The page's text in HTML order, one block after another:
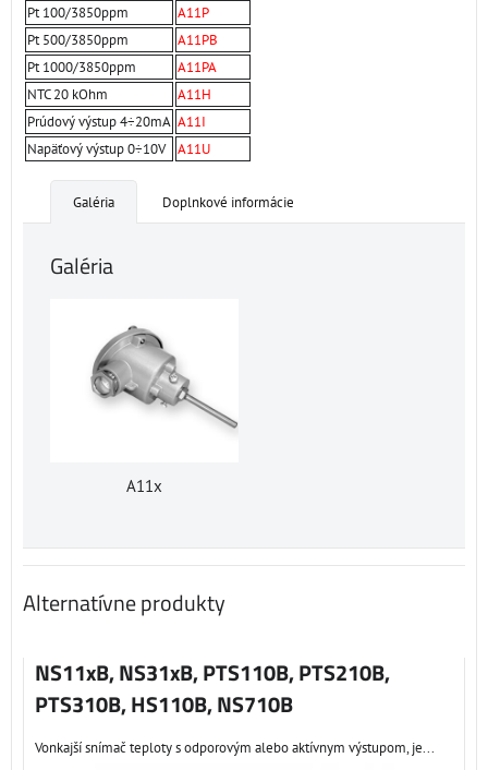
Pt 100/3850ppm
A11P
Pt 500/3850ppm
A11PB
Pt 1000/3850ppm
A11PA
NTC 20 kOhm
A11H
Prúdový výstup 4÷20mA A11I
Napäťový výstup 0÷10V
A11U
Galéria Doplnkové informácie
Galéria
A11x
Alternatívne produkty
NS11xB, NS31xB, PTS110B, PTS210B,
PTS310B, HS110B, NS710B
Vonkajší snímač teploty s odporovým alebo aktívnym výstupom, je...